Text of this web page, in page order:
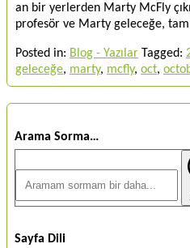
an bir yerlerden Marty McFly
profesör ve Marty geleceğe,
Posted in: Blog - Yazılar Tagged:
geleceğe, marty, mcfly, oct,
Arama Sorma…
Sayfa Dili